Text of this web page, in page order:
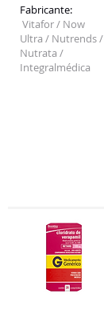
Fabricante:
Vitafor / Now
Ultra / Nutrends /
Nutrata /
Integralmédica